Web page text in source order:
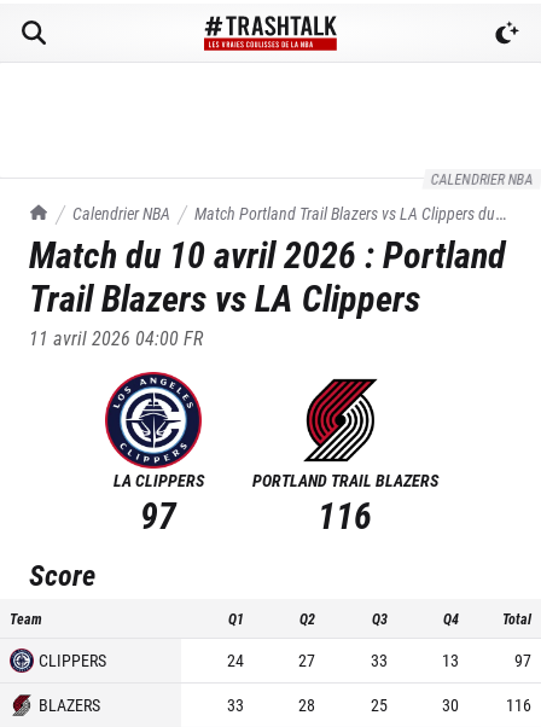
CALENDRIER NBA
TrashTalk Actu NBA
Calendrier NBA Match Portland Trail Blazers vsLA Clippersdu
10/04/2026
Match du 10 avril 2026 :Portland
Trail Blazers vsLA Clippers
11 avril 2026 04:00FR
LA CLIPPERS
97
PORTLAND TRAIL BLAZERS
116
Score
Team Q1 Q2 Q3 Q4 Total
CLIPPERS 24 27 33 13
97
BLAZERS
33 28 25 30 116